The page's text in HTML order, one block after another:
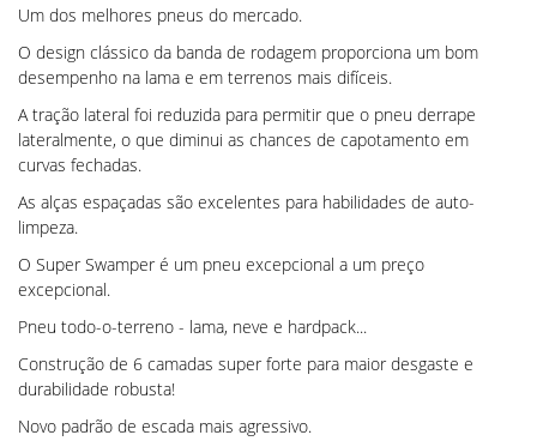
Um dos melhores pneus do mercado.
O design clássico da banda de rodagem proporciona um bom
desempenho na lama e em terrenos mais difíceis.
A tração lateral foi reduzida para permitir que o pneu derrape
lateralmente, o que diminui as chances de capotamento em
curvas fechadas.
As alças espaçadas são excelentes para habilidades de auto-
limpeza.
O Super Swamper é um pneu excepcional a um preço
excepcional.
Pneu todo-o-terreno - lama, neve e hardpack...
Construção de 6 camadas super forte para maior desgaste e
durabilidade robusta!
Novo padrão de escada mais agressivo.